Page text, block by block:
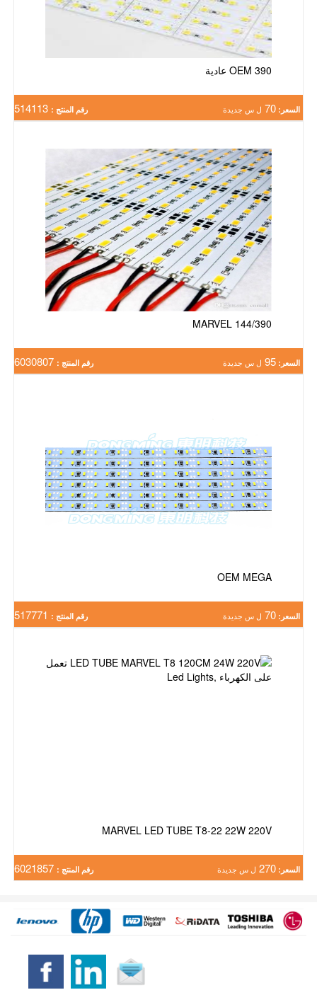
OEM 390 عادية
السعر: 70 ل س جديدة رقم المنتج :
MARVEL 144/390
السعر: 95 ل س جديدة رقم المنتج :
OEM MEGA
السعر: 70 ل س جديدة رقم المنتج :
MARVEL LED TUBE T8-22 22W 220V
السعر: 270 ل س جديدة رقم المنتج :